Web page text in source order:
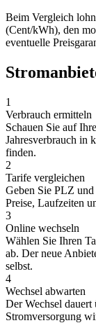
Beim Vergleich
(Cent/kWh), den
eventuelle
1
Verbrauch ermitteln
Schauen Sie auf
Jahresverbrauch in
finden.
2
Tarife vergleichen
Geben Sie PLZ
Preise, Laufzeiten
3
Online wechseln
Wählen Sie Ihren
ab. Der neue
selbst.
4
Wechsel abwarten
Der Wechsel
Stromversorgung